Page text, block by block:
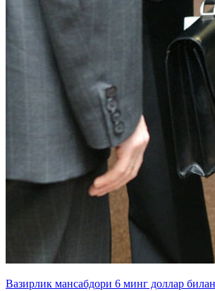
Вазирлик мансабдори 6 минг доллар